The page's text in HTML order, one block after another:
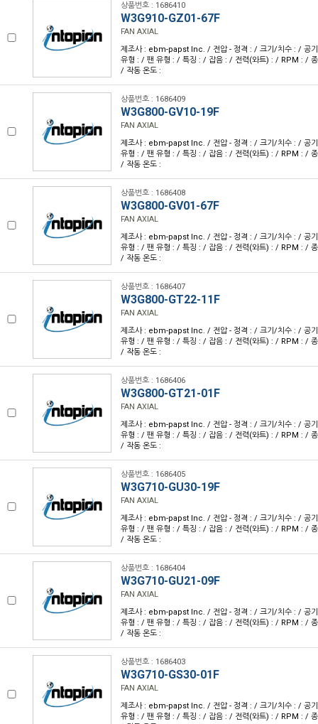
상품번호 : 1686410
W3G910-GZ01-67F
FAN AXIAL
제조사 : ebm-papst Inc. / 전압 - 정격 : / 크기/치수 : / 공
유형 : / 팬 유형 : / 특징 : / 잡음 : / 전력(와트) : / RPM : /
/ 작동 온도 :
상품번호 : 1686409
W3G800-GV10-19F
FAN AXIAL
제조사 : ebm-papst Inc. / 전압 - 정격 : / 크기/치수 : / 공
유형 : / 팬 유형 : / 특징 : / 잡음 : / 전력(와트) : / RPM : /
/ 작동 온도 :
상품번호 : 1686408
W3G800-GV01-67F
FAN AXIAL
제조사 : ebm-papst Inc. / 전압 - 정격 : / 크기/치수 : / 공
유형 : / 팬 유형 : / 특징 : / 잡음 : / 전력(와트) : / RPM : /
/ 작동 온도 :
상품번호 : 1686407
W3G800-GT22-11F
FAN AXIAL
제조사 : ebm-papst Inc. / 전압 - 정격 : / 크기/치수 : / 공
유형 : / 팬 유형 : / 특징 : / 잡음 : / 전력(와트) : / RPM : /
/ 작동 온도 :
상품번호 : 1686406
W3G800-GT21-01F
FAN AXIAL
제조사 : ebm-papst Inc. / 전압 - 정격 : / 크기/치수 : / 공
유형 : / 팬 유형 : / 특징 : / 잡음 : / 전력(와트) : / RPM : /
/ 작동 온도 :
상품번호 : 1686405
W3G710-GU30-19F
FAN AXIAL
제조사 : ebm-papst Inc. / 전압 - 정격 : / 크기/치수 : / 공
유형 : / 팬 유형 : / 특징 : / 잡음 : / 전력(와트) : / RPM : /
/ 작동 온도 :
상품번호 : 1686404
W3G710-GU21-09F
FAN AXIAL
제조사 : ebm-papst Inc. / 전압 - 정격 : / 크기/치수 : / 공
유형 : / 팬 유형 : / 특징 : / 잡음 : / 전력(와트) : / RPM : /
/ 작동 온도 :
상품번호 : 1686403
W3G710-GS30-01F
FAN AXIAL
제조사 : ebm-papst Inc. / 전압 - 정격 : / 크기/치수 : / 공
유형 : / 팬 유형 : / 특징 : / 잡음 : / 전력(와트) : / RPM : /